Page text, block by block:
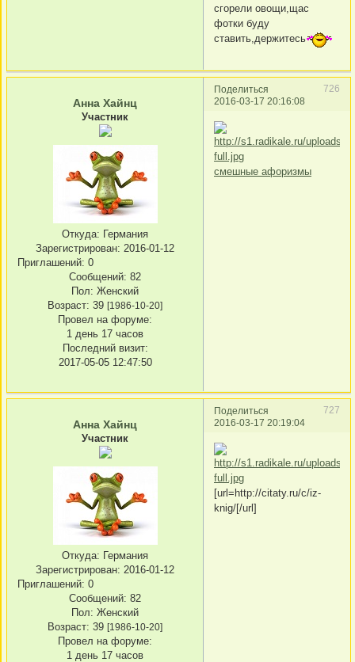
сгорели овощи,щас
фотки буду
ставить,держитесь
Поделиться
726
2016-03-17 20:16:08
Анна Хайнц
Участник
Откуда: Германия
Зарегистрирован: 2016-01-12
Приглашений: 0
Сообщений: 82
Пол: Женский
Возраст: 39 [1986-10-20]
Провел на форуме:
1 день 17 часов
Последний визит:
2017-05-05 12:47:50
смешные афоризмы
Поделиться
727
2016-03-17 20:19:04
Анна Хайнц
Участник
Откуда: Германия
Зарегистрирован: 2016-01-12
Приглашений: 0
Сообщений: 82
Пол: Женский
Возраст: 39 [1986-10-20]
Провел на форуме:
1 день 17 часов
[url=http://citaty.ru/c/iz-
knig/[/url]